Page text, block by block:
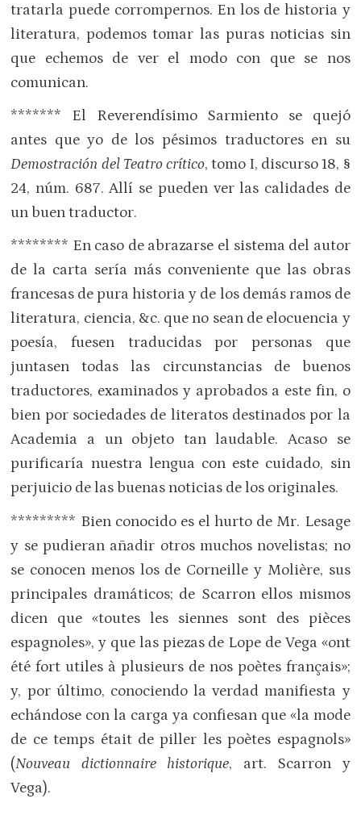
tratarla puede corrompernos. En los de historia y
literatura, podemos tomar las puras noticias sin
que echemos de ver el modo con que se nos
comunican.
******* El Reverendísimo Sarmiento se quejó
antes que yo de los pésimos traductores en su
Demostración del Teatro crítico, tomo I, discurso 18, §
24, núm. 687. Allí se pueden ver las calidades de
un buen traductor.
******** En caso de abrazarse el sistema del autor
de la carta sería más conveniente que las obras
francesas de pura historia y de los demás ramos de
literatura, ciencia, &c. que no sean de elocuencia y
poesía, fuesen traducidas por personas que
juntasen todas las circunstancias de buenos
traductores, examinados y aprobados a este fin, o
bien por sociedades de literatos destinados por la
Academia a un objeto tan laudable. Acaso se
purificaría nuestra lengua con este cuidado, sin
perjuicio de las buenas noticias de los originales.
********* Bien conocido es el hurto de Mr. Lesage
y se pudieran añadir otros muchos novelistas; no
se conocen menos los de Corneille y Molière, sus
principales dramáticos; de Scarron ellos mismos
dicen que «toutes les siennes sont des pièces
espagnoles», y que las piezas de Lope de Vega «ont
été fort utiles à plusieurs de nos poètes français»;
y, por último, conociendo la verdad manifiesta y
echándose con la carga ya confiesan que «la mode
de ce temps était de piller les poètes espagnols»
(Nouveau dictionnaire historique, art. Scarron y
Vega).